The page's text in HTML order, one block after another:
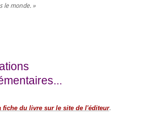
le monde.
fiche du livre sur le site de l'éditeur.